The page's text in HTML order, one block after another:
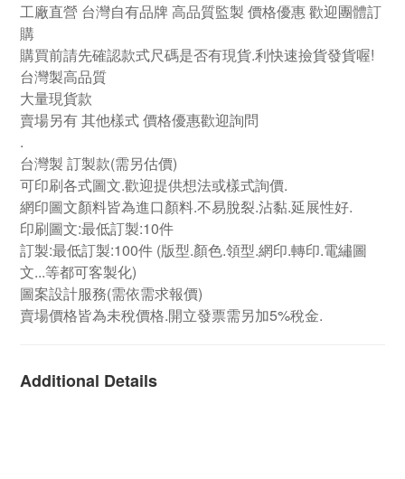
工廠直營 台灣自有品牌 高品質監製 價格優惠 歡迎團體訂
購
購買前請先確認款式尺碼是否有現貨.利快速撿貨發貨喔!
台灣製高品質
大量現貨款
賣場另有 其他樣式 價格優惠歡迎詢問
.
台灣製 訂製款(需另估價)
可印刷各式圖文.歡迎提供想法或樣式詢價.
網印圖文顏料皆為進口顏料.不易脫裂.沾黏.延展性好.
印刷圖文:最低訂製:10件
訂製:最低訂製:100件 (版型.顏色.領型.網印.轉印.電繡圖
文...等都可客製化)
圖案設計服務(需依需求報價)
賣場價格皆為未稅價格.開立發票需另加5%稅金.
Additional Details